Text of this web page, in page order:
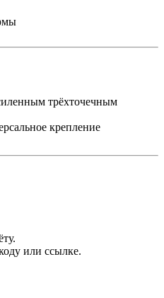
трёхточечным
крепление
или ссылке.